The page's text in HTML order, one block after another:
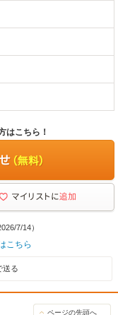
はこちら！
7/14）
こちら
送る
ページの先頭へ